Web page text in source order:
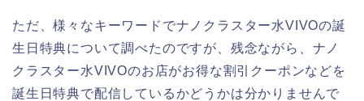
ただ、様々なキーワードでナノクラスター水VIVOの誕
生日特典について調べたのですが、残念ながら、ナノ
クラスター水VIVOのお店がお得な割引クーポンなどを
誕生日特典で配信しているかどうかは分かりませんで